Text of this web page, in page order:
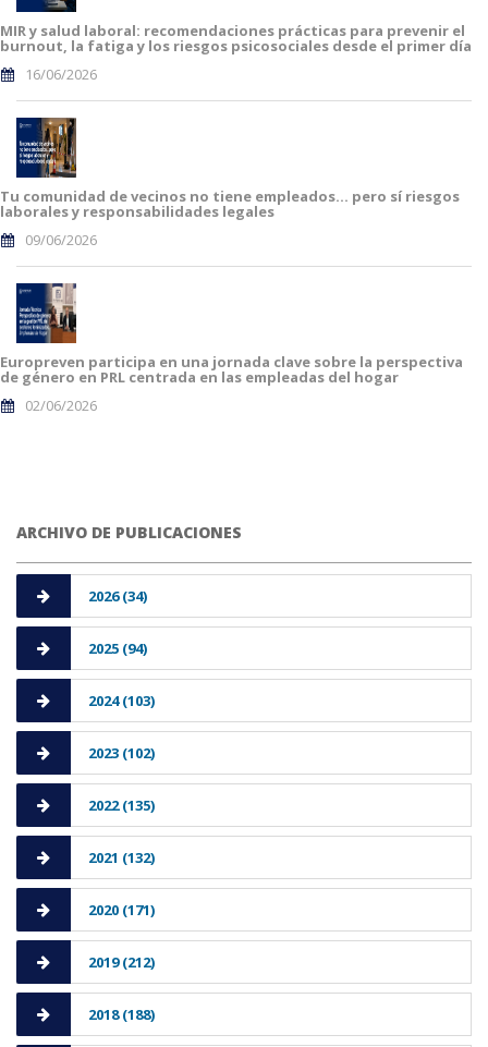
MIR y salud laboral: recomendaciones prácticas para prevenir el
burnout, la fatiga y los riesgos psicosociales desde el primer día
16/06/2026
Tu comunidad de vecinos no tiene empleados… pero sí riesgos
laborales y responsabilidades legales
09/06/2026
Europreven participa en una jornada clave sobre la perspectiva
de género en PRL centrada en las empleadas del hogar
02/06/2026
ARCHIVO DE PUBLICACIONES
2026 (34)
2025 (94)
2024 (103)
2023 (102)
2022 (135)
2021 (132)
2020 (171)
2019 (212)
2018 (188)